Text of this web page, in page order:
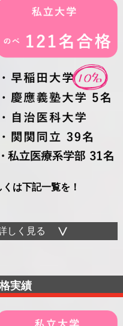
は下記一覧を！
しく見る
実績